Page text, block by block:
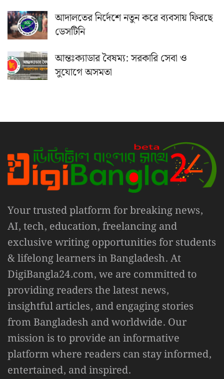
আদালতের নির্দেশে নতুন করে ব্যবসায় ফিরছে
ডেসটিনি
আন্তঃক্যাডার বৈষম্য: সরকারি সেবা ও
সুযোগে অসমতা
Your trusted platform for breaking news,
AI, tech, education, freelancing and
exclusive writing opportunities for students
& lifelong learners in Bangladesh. At
DigiBangla24.com, we are committed to
providing readers the latest news,
insightful articles, and engaging stories
from Bangladesh and worldwide. Our
mission is to provide an informative
platform where readers can stay informed,
entertained, and inspired.